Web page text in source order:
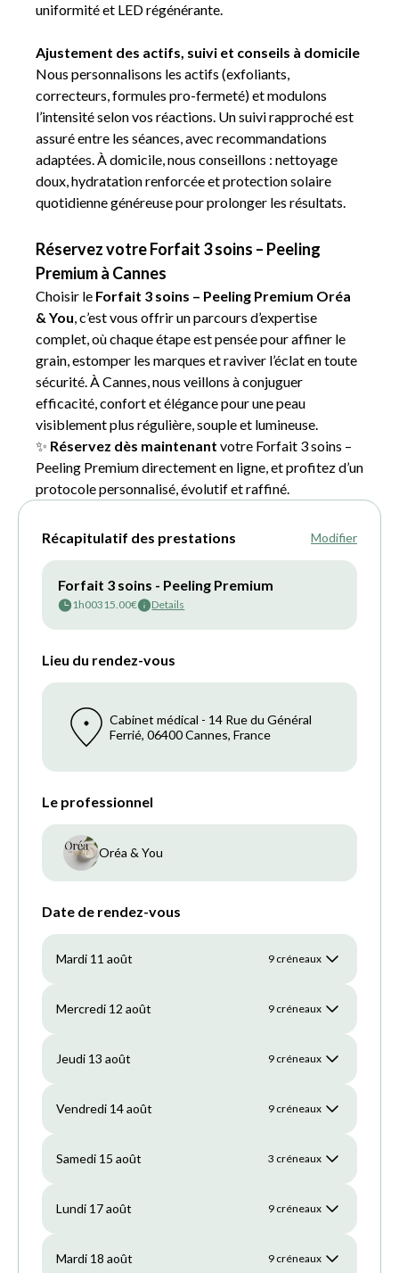
uniformité et LED régénérante.
Ajustement des actifs, suivi et conseils à domicile
Nous personnalisons les actifs (exfoliants,
correcteurs, formules pro-fermeté) et modulons
l’intensité selon vos réactions. Un suivi rapproché est
assuré entre les séances, avec recommandations
adaptées. À domicile, nous conseillons : nettoyage
doux, hydratation renforcée et protection solaire
quotidienne généreuse pour prolonger les résultats.
Réservez votre Forfait 3 soins – Peeling
Premium à Cannes
Choisir le Forfait 3 soins – Peeling Premium Oréa
& You, c’est vous offrir un parcours d’expertise
complet, où chaque étape est pensée pour affiner le
grain, estomper les marques et raviver l’éclat en toute
sécurité. À Cannes, nous veillons à conjuguer
efficacité, confort et élégance pour une peau
visiblement plus régulière, souple et lumineuse.
✨ Réservez dès maintenant votre Forfait 3 soins –
Peeling Premium directement en ligne, et profitez d’un
protocole personnalisé, évolutif et raffiné.